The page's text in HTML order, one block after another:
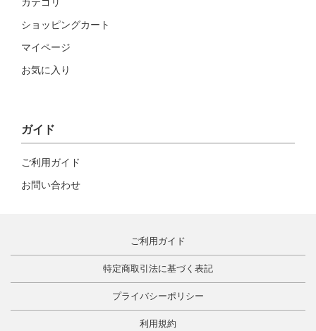
ショッピングカート
マイページ
お気に入り
ガイド
ご利用ガイド
お問い合わせ
ご利用ガイド
特定商取引法に基づく表記
プライバシーポリシー
利用規約